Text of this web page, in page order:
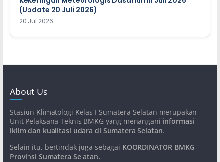
(Update 20 Juli 2026)
20 Jul 2026
About Us
Stasiun Klimatologi Kelas I Sumatera Selatan merupakan
Unit Pelaksana Teknis BMKG yang menangani informasi
iklim dan kualitasi udara di Sumatera Selatan.
Selain itu, bertindak juga sebagai KOORDINATOR BMKG
Provinsi Sumatera Selatan.